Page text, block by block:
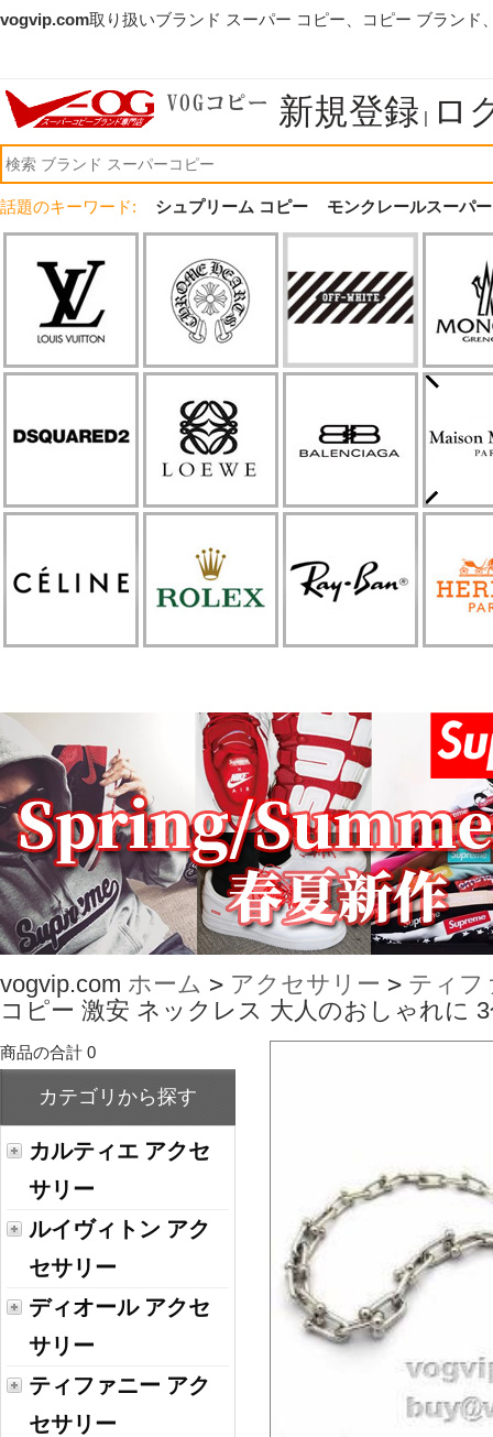
vogvip.com取り扱いブランド スーパー コピー、コピー ブランド
新規登録 | ロ
話題のキーワード: シュプリーム コピー モンクレールスーパ
vogvip.com ホーム > アクセサリー > ティフ
コピー 激安 ネックレス 大人のおしゃれに
商品の合計 0
カテゴリから探す
カルティエ アクセ
サリー
ルイヴィトン アク
セサリー
ディオール アクセ
サリー
ティファニー アク
セサリー